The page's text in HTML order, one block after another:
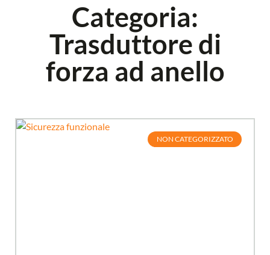
Categoria:
Trasduttore di
forza ad anello
NON CATEGORIZZATO